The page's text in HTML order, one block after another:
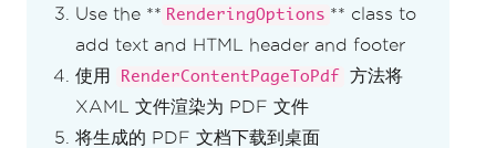
Use the ** RenderingOptions ** class to
add text and HTML header and footer
使用
RenderContentPageToPdf
方法将
XAML 文件渲染为 PDF 文件
将生成的 PDF 文档下载到桌面